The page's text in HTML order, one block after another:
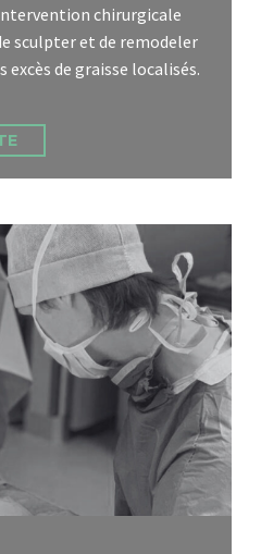
chirurgicale
sculpter et de remodeler
de graisse localisés.